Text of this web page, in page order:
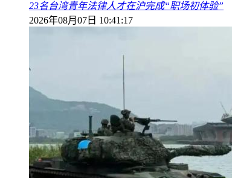
23名台湾青年法律人才在沪完成“职场初体验”
2026年08月07日 10:41:17